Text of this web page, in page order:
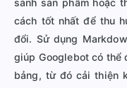
sánh sản phẩm hoặc
cách tốt nhất để thu
đổi. Sử dụng
giúp Googlebot có thể
bảng, từ đó cải thiện